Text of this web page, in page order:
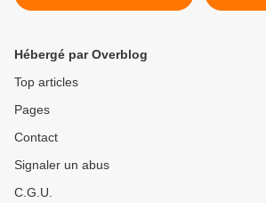
Hébergé par Overblog
Top articles
Pages
Contact
Signaler un abus
C.G.U.